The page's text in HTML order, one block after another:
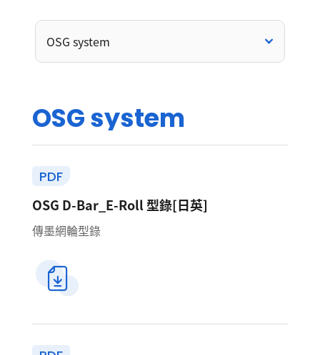
OSG system
OSGsystem
PDF
OSG D-Bar_E-Roll 型錄[日英]
傳墨網輪型錄